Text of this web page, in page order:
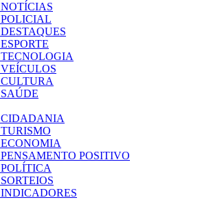
NOTÍCIAS
POLICIAL
DESTAQUES
ESPORTE
TECNOLOGIA
VEÍCULOS
CULTURA
SAÚDE
CIDADANIA
TURISMO
ECONOMIA
PENSAMENTO POSITIVO
POLÍTICA
SORTEIOS
INDICADORES